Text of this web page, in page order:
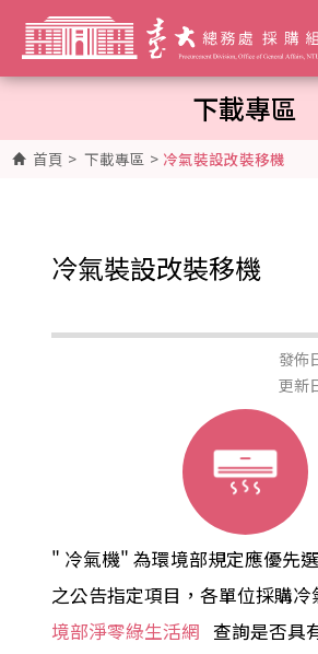
下載專區
首頁 > 下載專區 > 冷氣裝設改裝移機
冷氣裝設改裝移機
發佈
更新
" 冷氣機" 為環境部規定應優先
之公告指定項目，各單位採購冷
境部淨零綠生活網 查詢是否具